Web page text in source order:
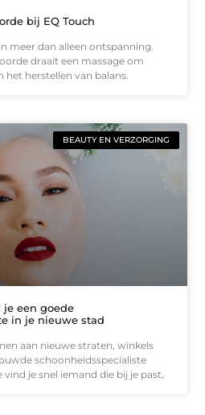
bij EQ Touch
meer dan alleen ontspanning.
draait een massage om
het herstellen van balans.
BEAUTY EN VERZORGING
je een goede
in je nieuwe stad
aan nieuwe straten, winkels
schoonheidsspecialiste
je snel iemand die bij je past,